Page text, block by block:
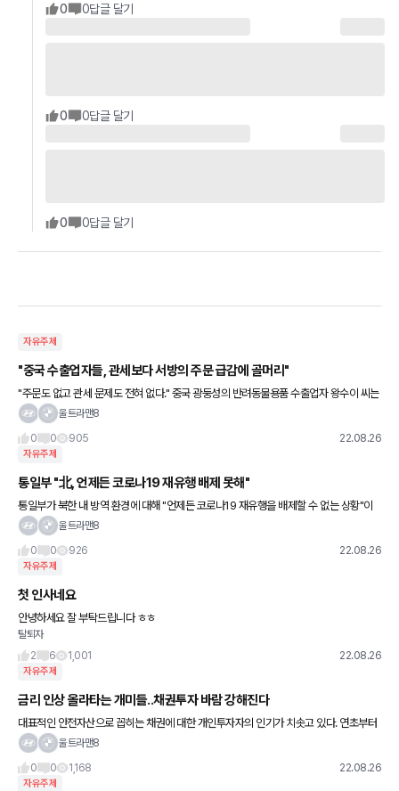
0 0답글 달기
0 0답글 달기
0 0답글 달기
자유주제
"중국 수출업자들, 관세보다 서방의 주문 급감에 골머리"
"주문도 없고 관세 문제도 전혀 없다." 중국 광둥성의 반려동물용품 수출업자 왕수이 씨는
이렇게 말하며 서방으로부터의 주문이 급감해 정리해고를 고려하고 있다고 밝혔다. 그는
울트라맨8
0
0 905 22.08.26
자유주제
통일부 "北, 언제든 코로나19 재유행 배제 못해"
통일부가 북한 내 방역 환경에 대해 "언제든 코로나19 재유행을 배제할 수 없는 상황"이
라는 관측을 내놓았다. 이효정 통일부 부대변인은 26일 정례브리핑에서 "북한에선 여전
울트라맨8
0
0 926 22.08.26
자유주제
첫 인사네요
안녕하세요 잘 부탁드립니다 ㅎㅎ
탈퇴자
2
6 1,001 22.08.26
자유주제
금리 인상 올라타는 개미들..채권투자 바람 강해진다
대표적인 안전자산으로 꼽히는 채권에 대한 개인투자자의 인기가 치솟고 있다. 연초부터
이어진 금리 인상으로 채권 금리 또한 상승하면서 투자 매력이 높아진 영향이다. 특히 올
울트라맨8
0
0 1,168 22.08.26
자유주제